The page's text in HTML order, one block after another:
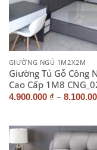
GIƯỜNG NGỦ 1M2X2M
Giường Tủ Gỗ Công
Cao Cấp 1M8
4.900.000 ₫ –